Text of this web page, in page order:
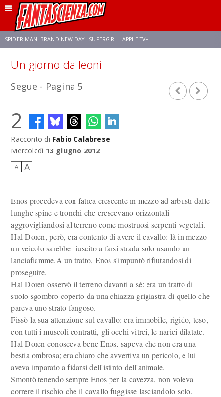
SPIDER-MAN: BRAND NEW DAY SUPERGIRL APPLE TV+
FRANCO RICCIARDIELLO
Un giorno da leoni
Segue - Pagina 5
2
Racconto di Fabio Calabrese
Mercoledì 13 giugno 2012
A A
Enos procedeva con fatica crescente in mezzo ad arbusti dalle
lunghe spine e tronchi che crescevano orizzontali
aggrovigliandosi al terreno come mostruosi serpenti vegetali.
Hal Doren, però, era contento di avere il cavallo: là in mezzo
un veicolo sarebbe riuscito a farsi strada solo usando un
lanciafiamme.A un tratto, Enos s'impuntò rifiutandosi di
proseguire.
Hal Doren osservò il terreno davanti a sé: era un tratto di
suolo sgombro coperto da una chiazza grigiastra di quello che
pareva uno strato fangoso.
Fissò la sua attenzione sul cavallo: era immobile, rigido, teso,
con tutti i muscoli contratti, gli occhi vitrei, le narici dilatate.
Hal Doren conosceva bene Enos, sapeva che non era una
bestia ombrosa; era chiaro che avvertiva un pericolo, e lui
aveva imparato a fidarsi dell'istinto dell'animale.
Smontò tenendo sempre Enos per la cavezza, non voleva
correre il rischio che il cavallo fuggisse lasciandolo solo.